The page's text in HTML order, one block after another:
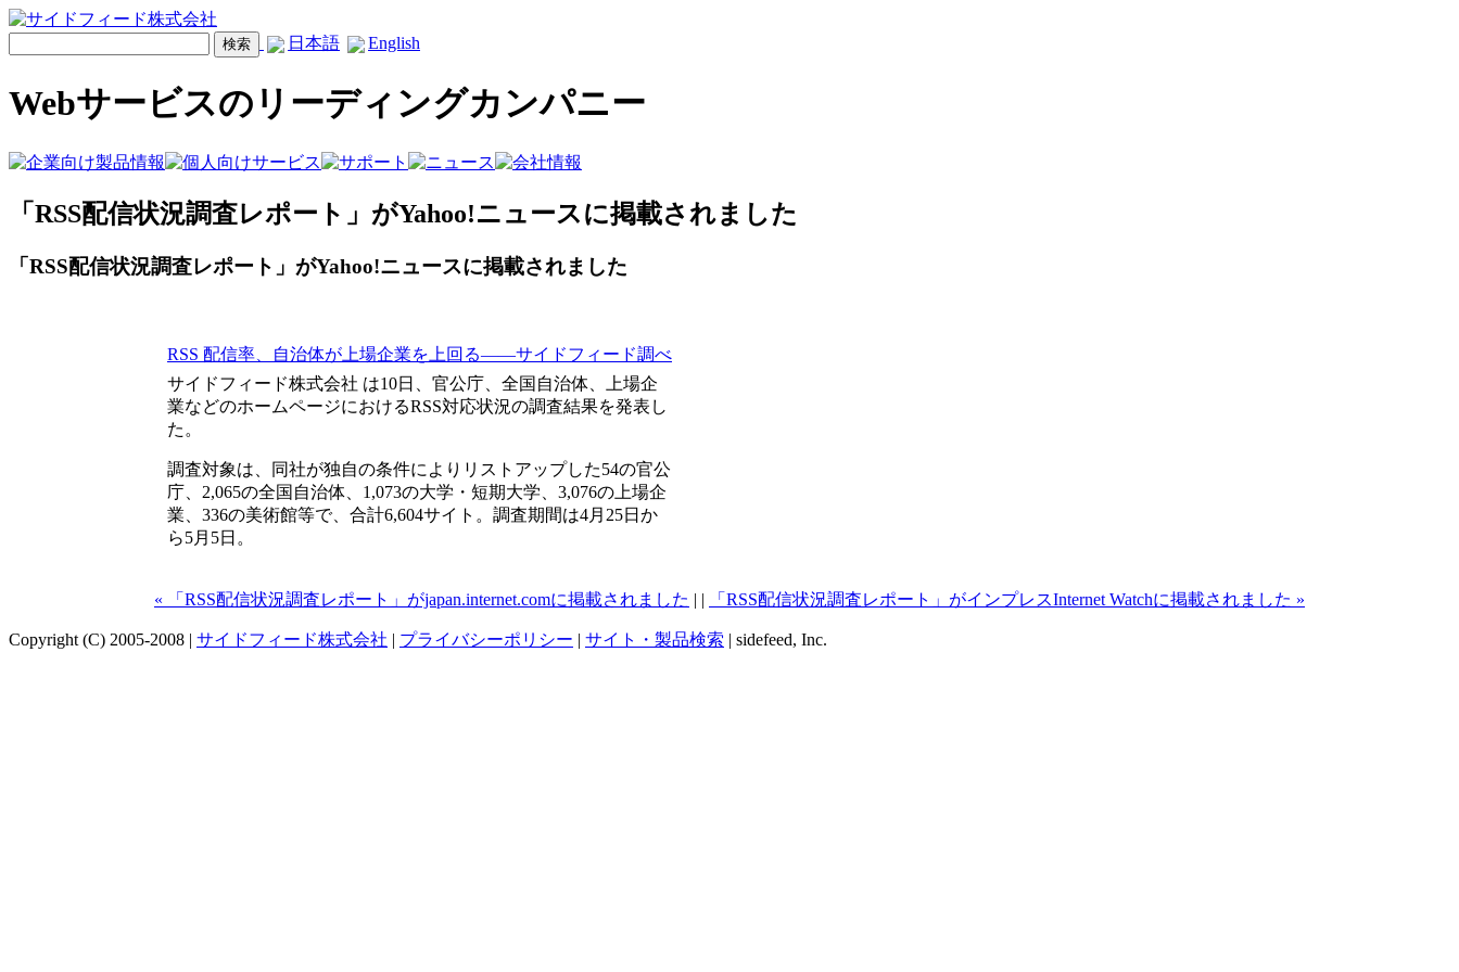
日本語 English
Webサービスのリーディングカンパニー
「RSS配信状況調査レポート」がYahoo!ニュースに掲載されました
「RSS配信状況調査レポート」がYahoo!ニュースに掲載されました
RSS 配信率、自治体が上場企業を上回る――サイドフィード調べ
サイドフィード株式会社 は10日、官公庁、全国自治体、上場企
業などのホームページにおけるRSS対応状況の調査結果を発表し
た。
調査対象は、同社が独自の条件によりリストアップした54の官公
庁、2,065の全国自治体、1,073の大学・短期大学、3,076の上場企
業、336の美術館等で、合計6,604サイト。調査期間は4月25日か
ら5月5日。
« 「RSS配信状況調査レポート」がjapan.internet.comに掲載されました | | 「RSS配信状況調査レポート」がインプレスInternet Watchに掲載されました »
Copyright (C) 2005-2008 | サイドフィード株式会社 | プライバシーポリシー | サイト・製品検索 | sidefeed, Inc.